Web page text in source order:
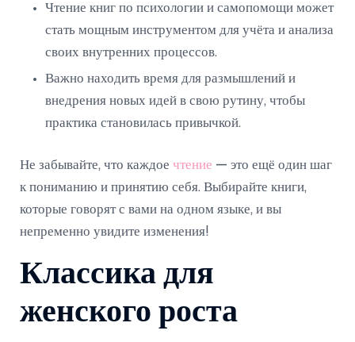
Чтение книг по психологии и самопомощи может
стать мощным инструментом для учёта и анализа
своих внутренних процессов.
Важно находить время для размышлений и
внедрения новых идей в свою рутину, чтобы
практика становилась привычкой.
Не забывайте, что каждое чтение — это ещё один шаг
к пониманию и принятию себя. Выбирайте книги,
которые говорят с вами на одном языке, и вы
непременно увидите изменения!
Классика для
женского роста